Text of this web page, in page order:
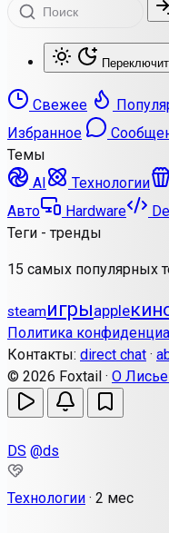
Свежее
Избранное
Темы
AI
Технологии
Авто
Hardware
Теги - тренды
15 самых популярных
steamигрыapple
Политика
Контакты: direct chat ·
© 2026 Foxtail · О
DS @ds
Технологии · 2 мес